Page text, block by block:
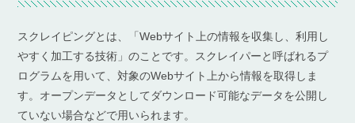
スクレイピングとは、「Webサイト上の情報を収集し、利用し
やすく加工する技術」のことです。スクレイパーと呼ばれるプ
ログラムを用いて、対象のWebサイト上から情報を取得しま
す。オープンデータとしてダウンロード可能なデータを公開し
ていない場合などで用いられます。